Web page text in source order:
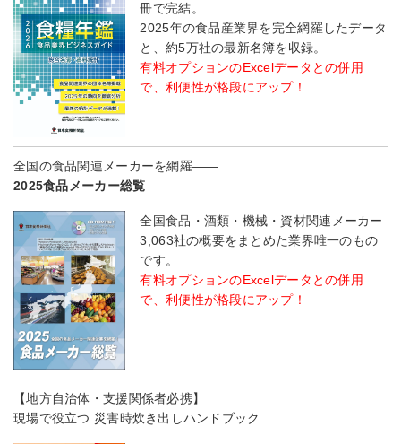
冊で完結。
2025年の食品産業界を完全網羅したデータ
と、約5万社の最新名簿を収録。
有料オプションのExcelデータとの併用
で、利便性が格段にアップ！
全国の食品関連メーカーを網羅――
2025食品メーカー総覧
全国食品・酒類・機械・資材関連メーカー
3,063社の概要をまとめた業界唯一のもの
です。
有料オプションのExcelデータとの併用
で、利便性が格段にアップ！
【地方自治体・支援関係者必携】
現場で役立つ 災害時炊き出しハンドブック